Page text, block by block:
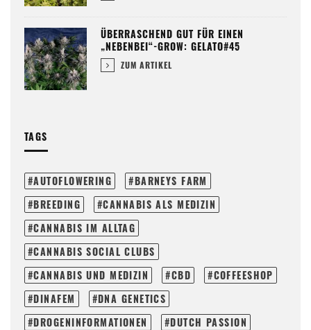
ÜBERRASCHEND GUT FÜR EINEN
„NEBENBEI“-GROW: GELATO#45
ZUM ARTIKEL
TAGS
AUTOFLOWERING
BARNEYS FARM
BREEDING
CANNABIS ALS MEDIZIN
CANNABIS IM ALLTAG
CANNABIS SOCIAL CLUBS
CANNABIS UND MEDIZIN
CBD
COFFEESHOP
DINAFEM
DNA GENETICS
DROGENINFORMATIONEN
DUTCH PASSION